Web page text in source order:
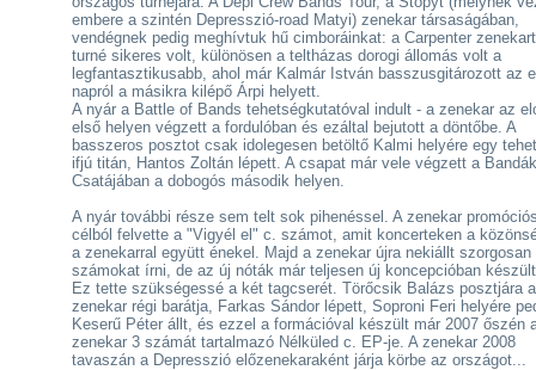
embere a szintén Depresszió-road Matyi) zenekar társaságában,
vendégnek pedig meghívtuk hű cimboráinkat: a Carpenter
turné sikeres volt, különösen a teltházas dorogi állomás volt a
legfantasztikusabb, ahol már Kalmár István basszusgitározott az
napról a másikra kilépő Árpi helyett.
A nyár a Battle of Bands tehetségkutatóval indult - a zenekar az
első helyen végzett a fordulóban és ezáltal bejutott a döntőbe. A
basszeros posztot csak idolegesen betöltő Kalmi helyére egy
ifjú titán, Hantos Zoltán lépett. A csapat már vele végzett a Bandák
Csatájában a dobogós második helyen.
A nyár további része sem telt sok pihenéssel. A zenekar
célból felvette a "Vigyél el" c. számot, amit koncerteken a
a zenekarral együtt énekel. Majd a zenekar újra nekiállt szorgosan
számokat írni, de az új nóták már teljesen új koncepcióban
Ez tette szükségessé a két tagcserét. Törőcsik Balázs posztjára a
zenekar régi barátja, Farkas Sándor lépett, Soproni Feri helyére
Keserű Péter állt, és ezzel a formációval készült már 2007 őszén
zenekar 3 számát tartalmazó Nélküled c. EP-je. A zenekar 2008
tavaszán a Depresszió előzenekaraként járja körbe az országot...